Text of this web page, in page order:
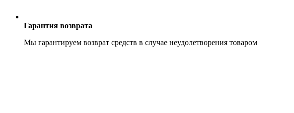
Гарантия возврата
Мы гарантируем возврат средств в случае неудолетворения товаром